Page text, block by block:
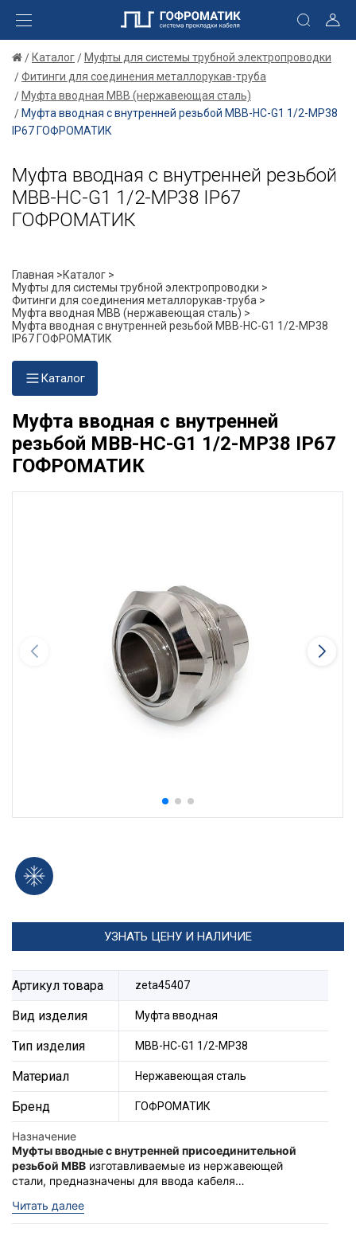
Каталог
Муфты для системы трубной электропроводки
Фитинги для соединения металлорукав-труба
Муфта вводная МВВ (нержавеющая сталь)
Муфта вводная с внутренней резьбой МВВ-НС-G1 1/2-МР38
IP67 ГОФРОМАТИК
Муфта вводная с внутренней резьбой
МВВ-НС-G1 1/2-МР38 IP67
ГОФРОМАТИК
Главная >Каталог >
Муфты для системы трубной электропроводки >
Фитинги для соединения металлорукав-труба >
Муфта вводная МВВ (нержавеющая сталь) >
Муфта вводная с внутренней резьбой МВВ-НС-G1 1/2-МР38
IP67 ГОФРОМАТИК
Каталог
Муфта вводная с внутренней
резьбой МВВ-НС-G1 1/2-МР38 IP67
ГОФРОМАТИК
УЗНАТЬ ЦЕНУ И НАЛИЧИЕ
Артикул товара zeta45407
Вид изделия Муфта вводная
Тип изделия МВВ-НС-G1 1/2-МР38
Материал Нержавеющая сталь
Бренд ГОФРОМАТИК
Назначение
Муфты вводные с внутренней присоединительной
резьбой МВВ изготавливаемые из нержавеющей
стали, предназначены для ввода кабеля
оболочке электрооборудования.
Муфты обладают повышенной степенью защиты -
Читать далее